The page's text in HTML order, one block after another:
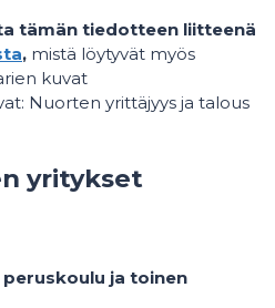
tämän tiedotteen liitteenä
, mistä löytyvät myös
kuvat
Nuorten yrittäjyys ja talous
yritykset
peruskoulu ja toinen